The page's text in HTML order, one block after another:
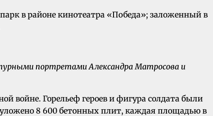
в районе кинотеатра «Победа»; заложенный в
портретами Александра Матросова и
войне. Горельеф героев и фигура солдата были
8 600 бетонных плит, каждая площадью в